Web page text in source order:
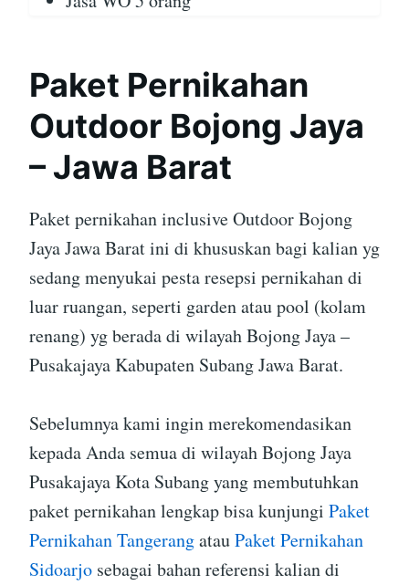
Paket Pernikahan
Outdoor Bojong Jaya
– Jawa Barat
Paket pernikahan inclusive Outdoor Bojong
Jaya Jawa Barat ini di khususkan bagi kalian yg
sedang menyukai pesta resepsi pernikahan di
luar ruangan, seperti garden atau pool (kolam
renang) yg berada di wilayah Bojong Jaya –
Pusakajaya Kabupaten Subang Jawa Barat.
Sebelumnya kami ingin merekomendasikan
kepada Anda semua di wilayah Bojong Jaya
Pusakajaya Kota Subang yang membutuhkan
paket pernikahan lengkap bisa kunjungi Paket
Pernikahan TangerangatauPaket Pernikahan
Sidoarjo sebagai bahan referensi kalian di